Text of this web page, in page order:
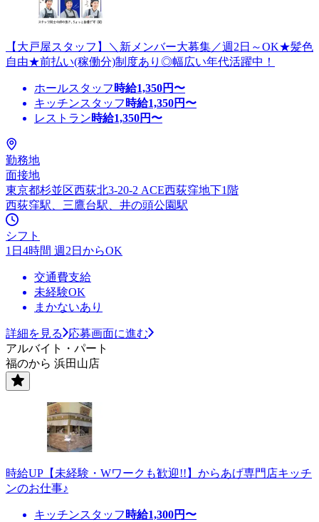
【大戸屋スタッフ】＼新メンバー大募集／週2日～OK★髪色
自由★前払い(稼働分)制度あり◎幅広い年代活躍中！
ホールスタッフ 時給1,350円〜
キッチンスタッフ 時給1,350円〜
レストラン時給1,350円〜
勤務地
面接地
東京都杉並区西荻北3-20-2 ACE西荻窪地下1階
西荻窪駅、三鷹台駅、井の頭公園駅
シフト
1日4時間 週2日からOK
交通費支給
未経験OK
まかないあり
詳細を見る
応募画面に進む
アルバイト・パート
福のから 浜田山店
時給UP【未経験・Wワークも歓迎!!】からあげ専門店キッチ
ンのお仕事♪
キッチンスタッフ 時給1,300円〜